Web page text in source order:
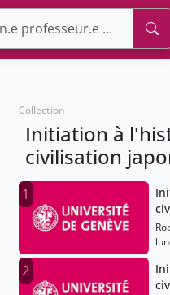
Collection
Initiation à
civilisation
1
2